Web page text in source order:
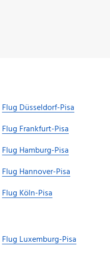
Flug Düsseldorf-Pisa
Flug Frankfurt-Pisa
Flug Hamburg-Pisa
Flug Hannover-Pisa
Flug Köln-Pisa
Flug Luxemburg-Pisa